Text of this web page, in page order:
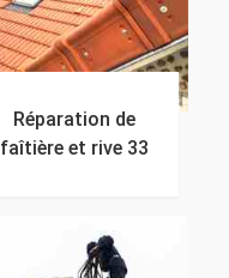
Réparation de
faîtière et rive 33